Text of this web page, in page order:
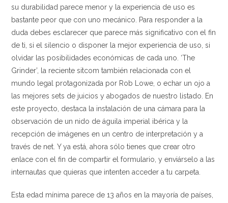
su durabilidad parece menor y la experiencia de uso es
bastante peor que con uno mecánico. Para responder a la
duda debes esclarecer que parece más significativo con el fin
de ti, si el silencio o disponer la mejor experiencia de uso, si
olvidar las posibilidades económicas de cada uno. ‘The
Grinder’, la reciente sitcom también relacionada con el
mundo legal protagonizada por Rob Lowe, o echar un ojo a
las mejores sets de juicios y abogados de nuestro listado. En
este proyecto, destaca la instalación de una cámara para la
observación de un nido de águila imperial ibérica y la
recepción de imágenes en un centro de interpretación y a
través de net. Y ya está, ahora sólo tienes que crear otro
enlace con el fin de compartir el formulario, y enviárselo a las
internautas que quieras que intenten acceder a tu carpeta.
Esta edad mínima parece de 13 años en la mayoría de países,